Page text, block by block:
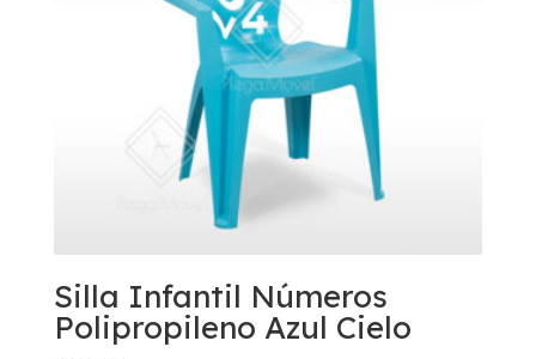
Silla Infantil Números
Polipropileno Azul Cielo